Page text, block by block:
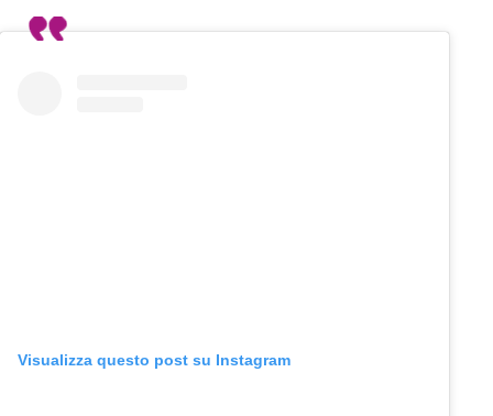
Visualizza questo post su Instagram